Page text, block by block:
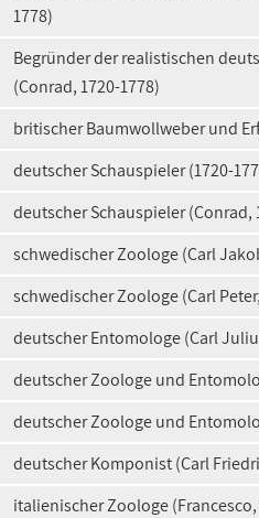
1778)
Begründer der realistischen
(Conrad, 1720-1778)
britischer Baumwollweber und
deutscher Schauspieler (1720-
deutscher Schauspieler (Conrad,
schwedischer Zoologe (Carl
schwedischer Zoologe (Carl
deutscher Entomologe (Carl
deutscher Zoologe und
deutscher Zoologe und
deutscher Komponist (Carl
italienischer Zoologe (Francesco,